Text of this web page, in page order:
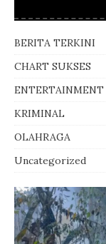
BERITA TERKINI
CHART SUKSES
ENTERTAINMENT
KRIMINAL
OLAHRAGA
Uncategorized